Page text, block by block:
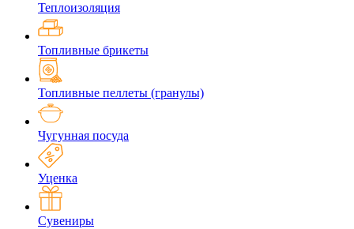
Теплоизоляция
Топливные брикеты
Топливные пеллеты (гранулы)
Чугунная посуда
Уценка
Сувениры